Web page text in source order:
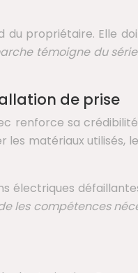
propriétaire. Elle
témoigne du
de prise
renforce sa
matériaux utilisés,
électriques
les compétences